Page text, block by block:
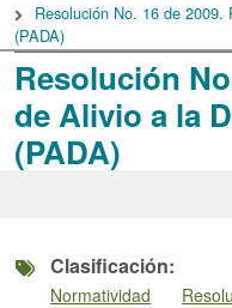
Resolución
de Alivio a la
(PADA)
Resolución No. 16 de
(PADA)
Clasificación
Normatividad